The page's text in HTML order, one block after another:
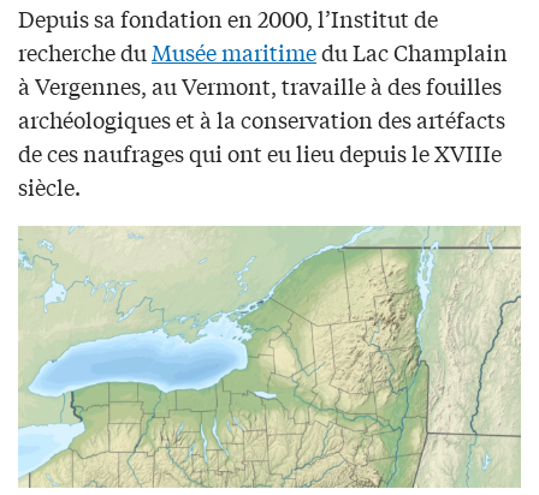
Depuis sa fondation en 2000, l’Institut de
recherche du Musée maritimedu Lac Champlain
à Vergennes, au Vermont, travaille à des fouilles
archéologiques et à la conservation des artéfacts
de ces naufrages qui ont eu lieu depuis le XVIIIe
siècle.